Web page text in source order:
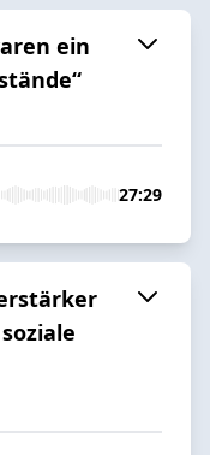
ein
27:29